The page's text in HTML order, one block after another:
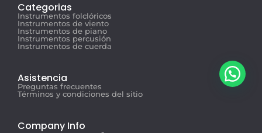
Categorias
Instrumentos folclóricos
Instrumentos de viento
Instrumentos de piano
Instrumentos percusión
Instrumentos de cuerda
Asistencia
Preguntas frecuentes
Términos y condiciones del sitio
Company Info